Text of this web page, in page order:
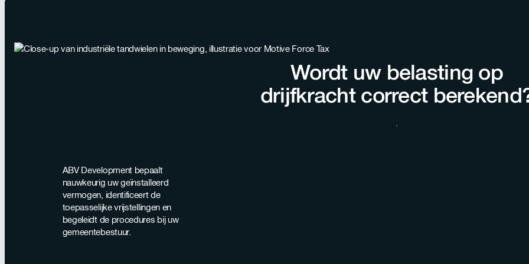
Wordt uw belasting op
drijfkracht correct
Contact opnemen met ons team
ABV Development bepaalt
nauwkeurig uw geïnstalleerd
vermogen, identificeert de
toepasselijke vrijstellingen en
begeleidt de procedures bij uw
gemeentebestuur.